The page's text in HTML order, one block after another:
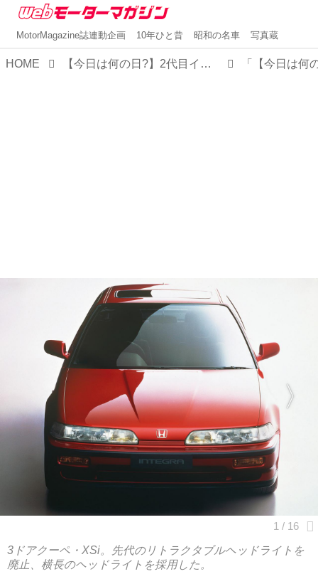
MotorMagazine誌連動企画 10年ひと昔 昭和の名車 写真蔵
HOME 【今日は何の日?】2代目インテグラ発表 「マイケルJフォックスのCMも話題となったカッコインテグラ」30年前 1989年4月19日
3ドアクーペ・XSi。先代のリトラクタブルヘッドライトを
廃止、横長のヘッドライトを採用した。